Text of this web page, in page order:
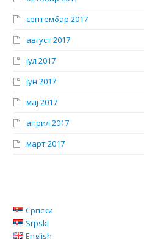
септембар 2017
август 2017
јул 2017
јун 2017
мај 2017
април 2017
март 2017
Српски
Srpski
English